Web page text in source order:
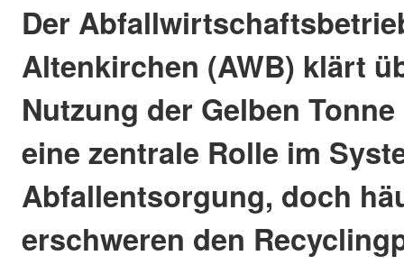
Der
Altenkirchen (AWB) klärt
Nutzung der Gelben
eine zentrale Rolle im
Abfallentsorgung, doch
erschweren den